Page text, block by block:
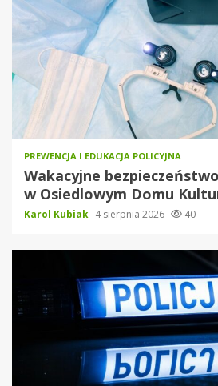
PREWENCJA I EDUKACJA POLICYJNA
Wakacyjne
w Osiedlowym Domu
Karol Kubiak 4 sierpnia 2026 40